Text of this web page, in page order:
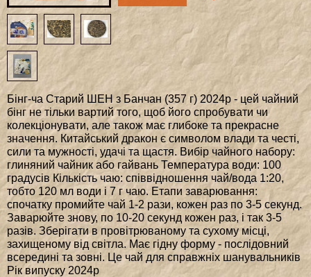
Бінг-ча Старий ШЕН з Банчан (357 г) 2024р - цей чайний
бінг не тільки вартий того, щоб його спробувати чи
колекціонувати, але також має глибоке та прекрасне
значення. Китайський дракон є символом влади та честі,
сили та мужності, удачі та щастя. Вибір чайного набору:
глиняний чайник або гайвань Температура води: 100
градусів Кількість чаю: співвідношення чай/вода 1:20,
тобто 120 мл води і 7 г чаю. Етапи заварювання:
спочатку промийте чай 1-2 рази, кожен раз по 3-5 секунд.
Заварюйте знову, по 10-20 секунд кожен раз, і так 3-5
разів. Зберігати в провітрюваному та сухому місці,
захищеному від світла. Має гідну форму - послідовний
всередині та зовні. Це чай для справжніх шанувальників
Рік випуску 2024р